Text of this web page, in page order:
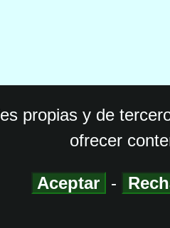
propias y de
ofrecer
Aceptar -